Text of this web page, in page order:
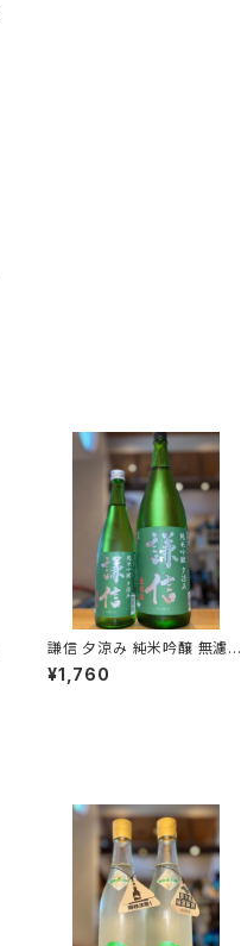
謙信 夕涼み 純米吟醸 無濾過
生 720ml１本（池田屋酒造・
新潟県糸魚川市新鉄）
¥1,760